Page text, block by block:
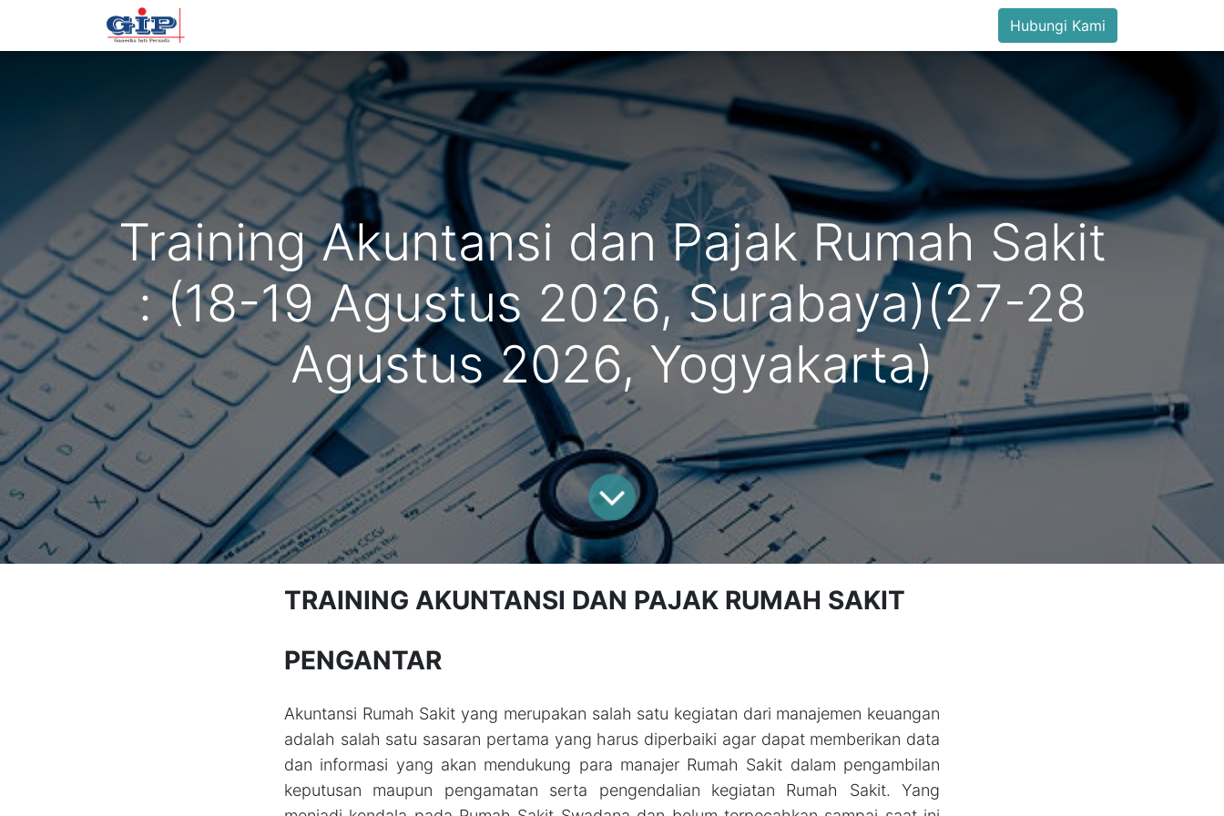
Hubungi Kami
Training Akuntansi dan Pajak Rumah Sakit
: (18-19 Agustus 2026, Surabaya)(27-28
Agustus 2026, Yogyakarta)
TRAINING AKUNTANSI DAN PAJAK RUMAH SAKIT
PENGANTAR
Akuntansi Rumah Sakit yang merupakan salah satu kegiatan dari manajemen keuangan
adalah salah satu sasaran pertama yang harus diperbaiki agar dapat memberikan data
dan informasi yang akan mendukung para manajer Rumah Sakit dalam pengambilan
keputusan maupun pengamatan serta pengendalian kegiatan Rumah Sakit. Yang